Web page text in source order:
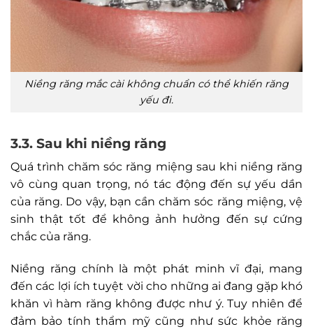
Niềng răng mắc cài không chuẩn có thể khiến răng
yếu đi.
3.3. Sau khi niềng răng
Quá trình chăm sóc răng miệng sau khi niềng răng
vô cùng quan trọng, nó tác động đến sự yếu dần
của răng. Do vậy, bạn cần chăm sóc răng miệng, vệ
sinh thật tốt để không ảnh hưởng đến sự cứng
chắc của răng.
Niềng răng chính là một phát minh vĩ đại, mang
đến các lợi ích tuyệt vời cho những ai đang gặp khó
khăn vì hàm răng không được như ý. Tuy nhiên để
đảm bảo tính thẩm mỹ cũng như sức khỏe răng